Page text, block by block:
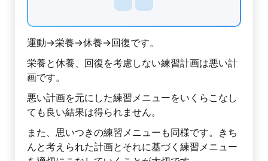
運動→栄養→休養→回復です。
栄養と休養、回復を考慮しない練習計画は悪い計
画です。
悪い計画を元にした練習メニューをいくらこなし
ても良い結果は得られません。
また、思いつきの練習メニューも同様です。きち
んと考えられた計画とそれに基づく練習メニュー